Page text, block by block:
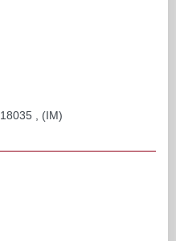
, (IM)